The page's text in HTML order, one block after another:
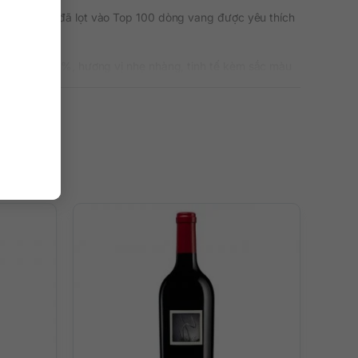
hiệu đã lọt vào Top 100 dòng vang được yêu thích
độ 14.4%, hương vị nhẹ nhàng, tinh tế kèm sắc màu
ống cắm và đất sét tươi. Cảm giác nhập môn giàu có
gợi ý của kẹo cỏ ca ri Hà Lan, hoa hương thảo và xi